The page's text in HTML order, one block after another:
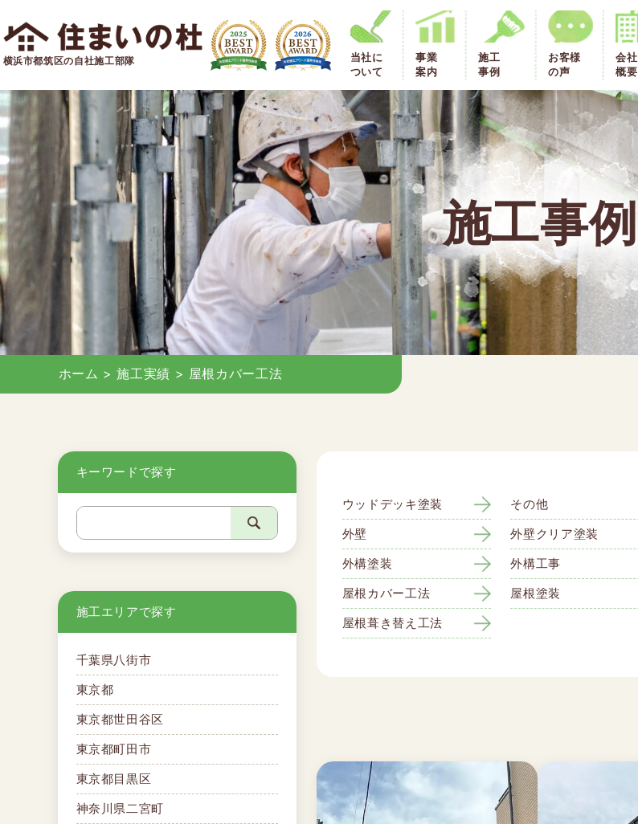
横浜市都筑区の自社施工部隊
当社に
ついて
事業
案内
施工
事例
お客様
の声
会社
概要
施工事例
ホーム >施工実績 > 屋根カバー工法
キーワードで探す
施工エリアで探す
千葉県八街市
東京都
東京都世田谷区
東京都町田市
東京都目黒区
神奈川県二宮町
ウッドデッキ塗装 その他
外壁
外壁クリア塗装
外構塗装
外構工事
屋根カバー工法
屋根塗装
屋根葺き替え工法